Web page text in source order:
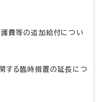
費等の追加給付につい
する臨時措置の延長につ